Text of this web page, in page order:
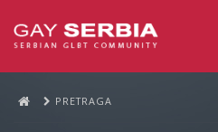
PRETRAGA